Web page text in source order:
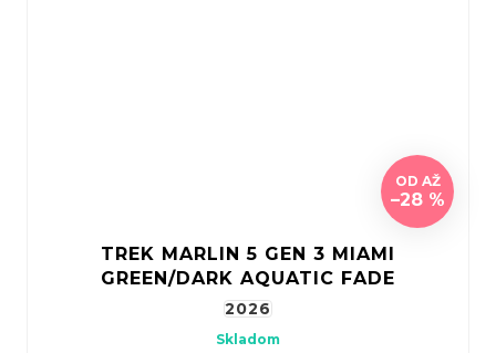
OD AŽ
–28 %
TREK MARLIN 5 GEN 3 MIAMI
GREEN/DARK AQUATIC FADE
2026
Skladom